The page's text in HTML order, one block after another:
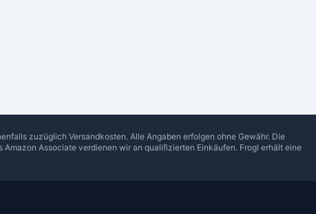
zuzüglich Versandkosten. Alle Angaben erfolgen ohne Gewähr. Die
Amazon Associate verdienen wir an qualifizierten Einkäufen. Frogl erhält eine